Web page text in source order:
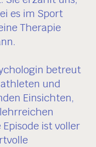
es im Sport
Therapie
betreut
und
Einsichten,
ist voller